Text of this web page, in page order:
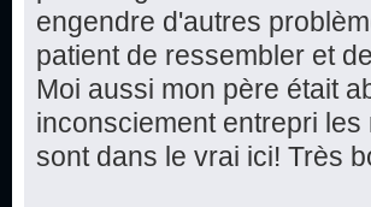
engendre d'autres
patient de ressembler et
Moi aussi mon père était
inconsciement entrepri
sont dans le vrai ici! Très